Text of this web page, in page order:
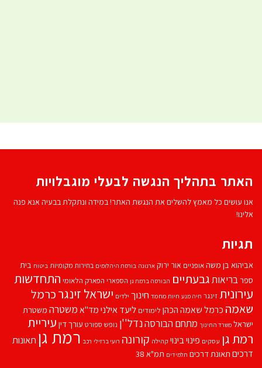
האתר בתהליך הנגשה לבעלי מוגבלויות
אנו עושים כל מאמץ להשלים את הנגשת האתר! במידה ונתקלת בבעיה אנא פנה
אלינו!
תגיות
אביהוא בן משהאופניים אור ירוק ארנונה בורסת היהלומים בחירות מקומיות ביטוח בית
ספרבריאותגבעתיים הבורסה ברמת גן הספארי הפארק הלאומי התחדשות
עירוניתזינגר חיה מנע חיות מחמד חינוך ילדים ישראל זינגרכרמל
שאמה כרמל שאמה הכהן לימודים ליעד אילנימד''אמשטרה משטרת
ישראל משרד החינוך מתחם הבורסהנדל''ן נופש ספורט עורך דין עיריית
רמת גן עסקים פינוי בינוי קהילה קורונה רועי ברזילי רכב רמת גן תאונות
דרכים תאונת דרכים תלמידים תמ"א 38